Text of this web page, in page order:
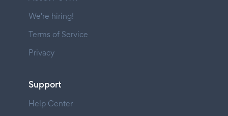
We're hiring!
Terms of Service
Privacy
Support
Help Center